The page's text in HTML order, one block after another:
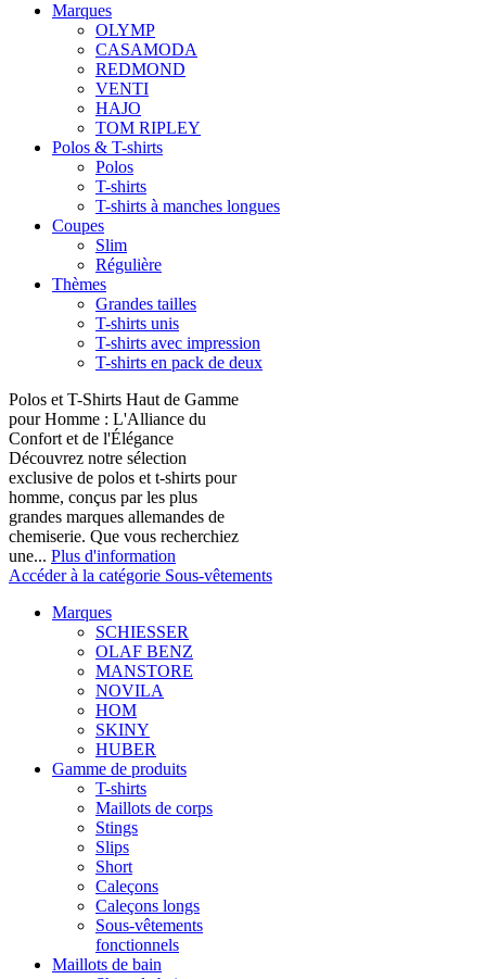
Marques
OLYMP
CASAMODA
REDMOND
VENTI
HAJO
TOM RIPLEY
Polos & T-shirts
Polos
T-shirts
T-shirts à manches longues
Coupes
Slim
Régulière
Thèmes
Grandes tailles
T-shirts unis
T-shirts avec impression
T-shirts en pack de deux
Polos et T-Shirts Haut de Gamme
pour Homme : L'Alliance du
Confort et de l'Élégance
Découvrez notre sélection
exclusive de polos et t-shirts pour
homme, conçus par les plus
grandes marques allemandes de
chemiserie. Que vous recherchiez
une... Plus d'information
Accéder à la catégorie Sous-vêtements
Marques
SCHIESSER
OLAF BENZ
MANSTORE
NOVILA
HOM
SKINY
HUBER
Gamme de produits
T-shirts
Maillots de corps
Stings
Slips
Short
Caleçons
Caleçons longs
Sous-vêtements
fonctionnels
Maillots de bain